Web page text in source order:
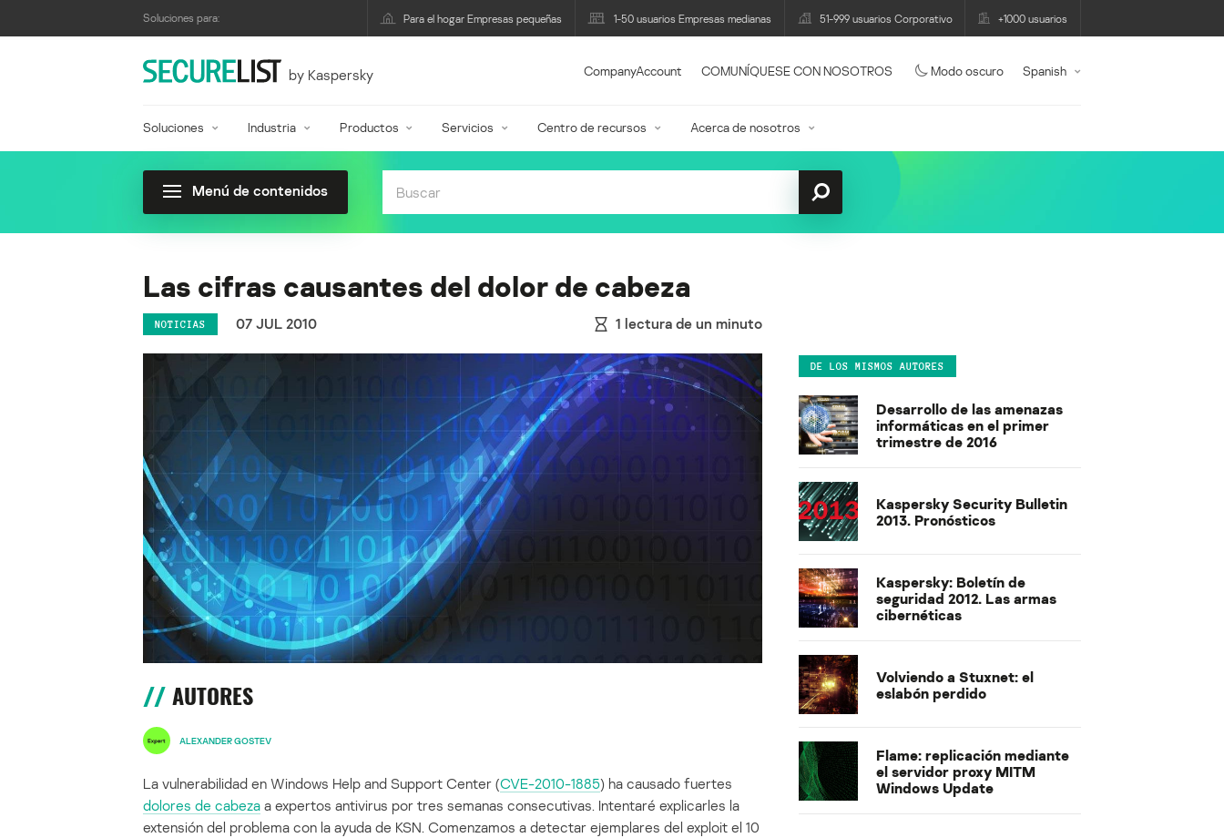
Soluciones para: Para el hogar Empresas pequeñas 1-50 usuarios Empresas medianas 51-999 usuarios Corporativo +1000 usuarios
by Kaspersky CompanyAccount COMUNÍQUESE CON NOSOTROS Modo oscuro Spanish
Soluciones Industria Productos Servicios Centro de recursos Acerca de nosotros
Menú de contenidos
Las cifras causantes del dolor de cabeza
NOTICIAS 07 JUL 2010 1 lectura de un minuto
AUTORES
ALEXANDER GOSTEV
La vulnerabilidad en Windows Help and Support Center (CVE-2010-1885) ha causado fuertes
dolores de cabeza a expertos antivirus por tres semanas consecutivas. Intentaré explicarles la
extensión del problema con la ayuda de KSN. Comenzamos a detectar ejemplares del exploit el 10
DE LOS MISMOS AUTORES
Desarrollo de las amenazas
informáticas en el primer
trimestre de 2016
Kaspersky Security Bulletin
2013. Pronósticos
Kaspersky: Boletín de
seguridad 2012. Las armas
cibernéticas
Volviendo a Stuxnet: el
eslabón perdido
Flame: replicación mediante
el servidor proxy MITM
Windows Update